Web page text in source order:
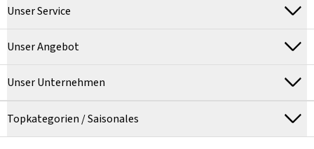
Unser Service
Unser Angebot
Unser Unternehmen
Topkategorien / Saisonales